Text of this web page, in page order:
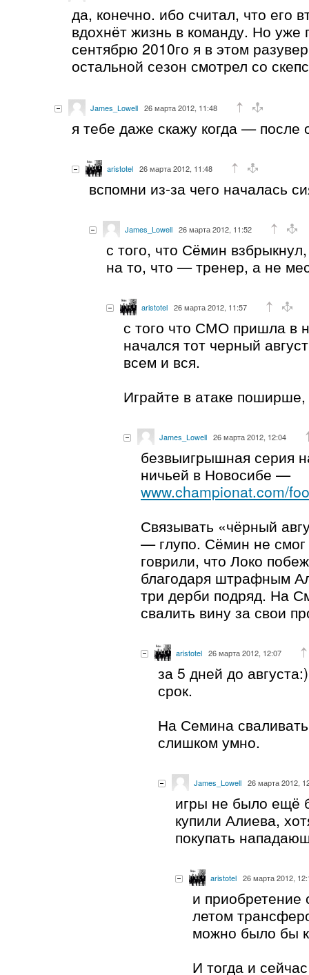
да, конечно. ибо считал, что его
вдохнёт жизнь в команду. Но уже
сентябрю 2010го я в этом
остальной сезон смотрел со
James_Lowell 26 марта 2012, 11:48
я тебе даже скажу когда — после
aristotel 26 марта 2012, 11:48
вспомни из-за чего началась
James_Lowell 26 марта 2012, 11:52
с того, что Сёмин
на то, что — тренер, а не
aristotel 26 марта 2012, 11:57
с того что СМО пришла в
начался тот черный
всем и вся.
Играйте в атаке
James_Lowell 26 марта 2012, 12:04
безвыигрышная серия
ничьей в Новосибе —
www.championat.com/
Связывать «чёрный
— глупо. Сёмин не смог
говрили, что Локо
благодаря штрафным
три дерби подряд. На
свалить вину за свои
aristotel 26 марта 2012, 12:07
за 5 дней до
срок.
На Семина
слишком умно.
James_Lowell 26 марта 2012,
игры не было ещё
купили Алиева,
покупать
aristotel 26 марта 2012,
и
летом
можно было бы
И тогда и